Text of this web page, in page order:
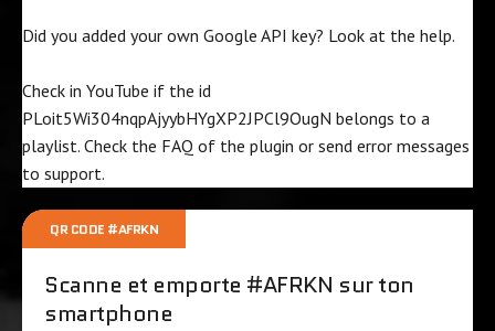
Did you added your own Google API key? Look at the help.
Check in YouTube if the id
PLoit5Wi304nqpAjyybHYgXP2JPCl9OugN belongs to a
playlist. Check the FAQ of the plugin or send error messages
to support.
QR CODE #AFRKN
Scanne et emporte #AFRKN sur ton
smartphone